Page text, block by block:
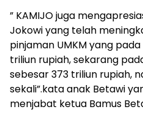
” KAMIJO juga
Jokowi yang telah
pinjaman UMKM yang
triliun rupiah, sekarang
sebesar 373 triliun rupiah,
sekali”.kata anak Betawi
menjabat ketua Bamus